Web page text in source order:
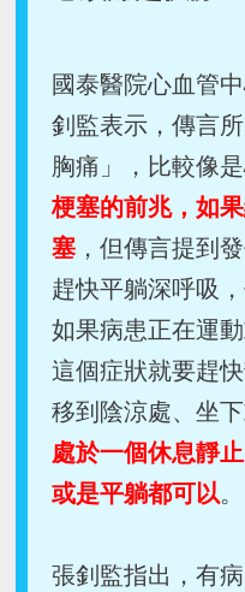
國泰醫院心血管
釗監表示，傳言
胸痛」，比較像
梗塞的前兆，如
塞 ，但傳言提到
趕快平躺深呼吸
如果病患正在運
這個症狀就要趕
移到陰涼處、坐
處於一個休息靜
或是平躺都可以。
張釗監指出，有